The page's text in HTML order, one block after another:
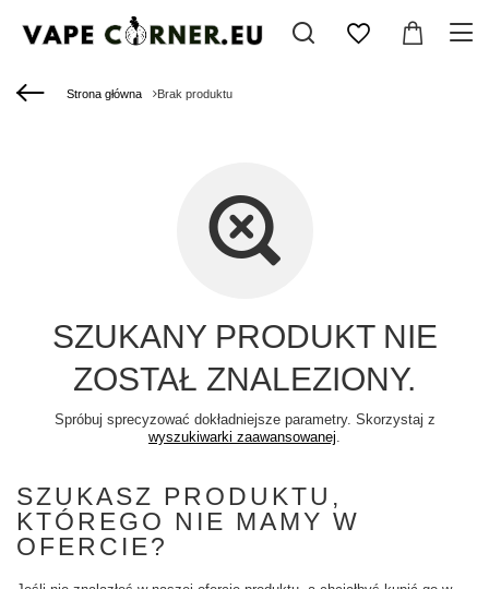
Strona główna Brak produktu
SZUKANY PRODUKT NIE
ZOSTAŁ ZNALEZIONY.
Spróbuj sprecyzować dokładniejsze parametry. Skorzystaj z
wyszukiwarki zaawansowanej.
SZUKASZ PRODUKTU,
KTÓREGO NIE MAMY W
OFERCIE?